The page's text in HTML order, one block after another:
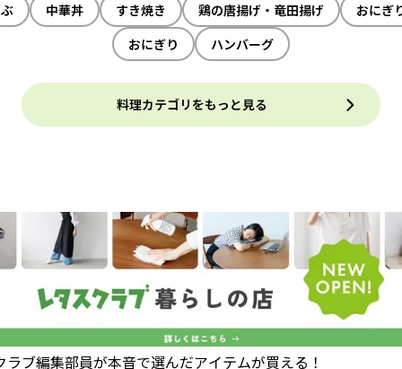
中華丼 すき焼き 鶏の唐揚げ・竜田揚げ
おにぎ
おにぎり
ハンバーグ
料理カテゴリをもっと見る
ラブ編集部員が本音で選んだアイテムが買える！